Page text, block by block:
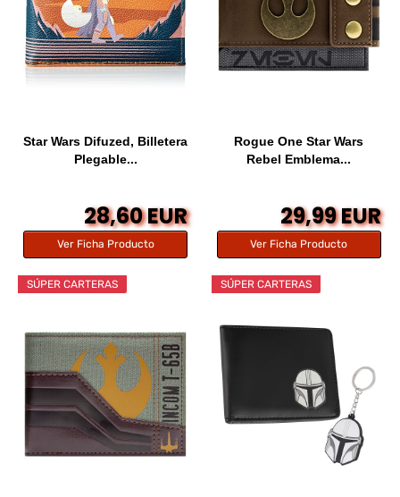
Star Wars Difuzed, Billetera
Plegable...
28,60 EUR
Ver Ficha Producto
Rogue One Star Wars
Rebel Emblema...
29,99 EUR
Ver Ficha Producto
SÚPER CARTERAS SÚPER CARTERAS